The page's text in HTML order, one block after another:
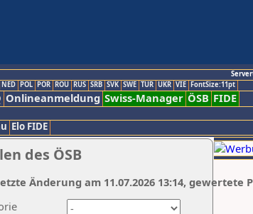
NED POL POR ROU RUS SRB SVK SWE TUR UKR VIE FontSize:11pt
Onlineanmeldung Swiss-Manager ÖSB FIDE
Elo FIDE
des ÖSB
Änderung am 11.07.2026 13:14, gewertete